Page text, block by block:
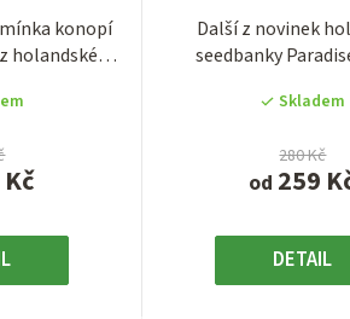
konopí
holandské
Další z novinek
seedbanky
Skladem
od 259
280 Kč
DETAIL
4,0
z